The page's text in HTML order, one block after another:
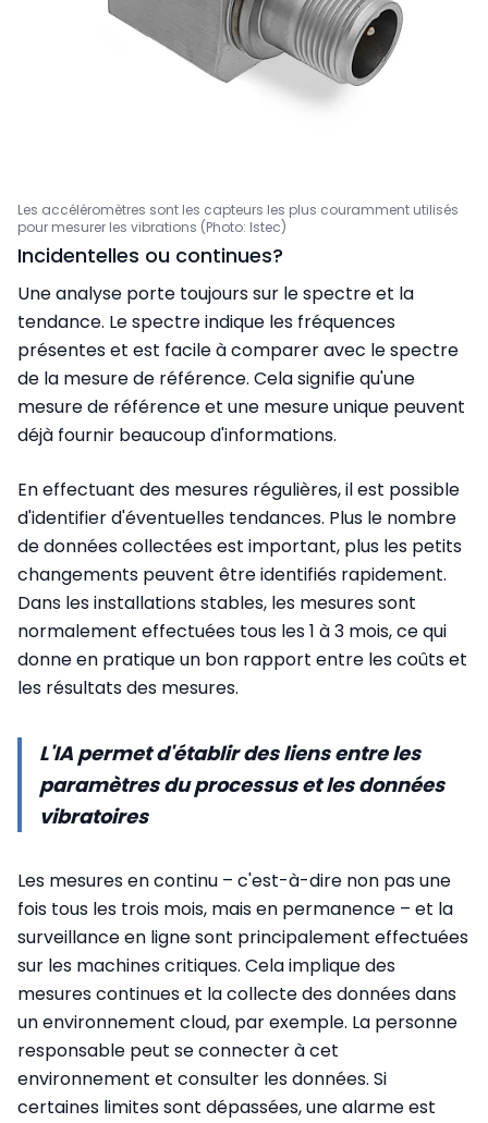
Les accéléromètres sont les capteurs les plus couramment utilisés
pour mesurer les vibrations (Photo: Istec)
Incidentelles ou continues?
Une analyse porte toujours sur le spectre et la
tendance. Le spectre indique les fréquences
présentes et est facile à comparer avec le spectre
de la mesure de référence. Cela signifie qu'une
mesure de référence et une mesure unique peuvent
déjà fournir beaucoup d'informations.
En effectuant des mesures régulières, il est possible
d'identifier d'éventuelles tendances. Plus le nombre
de données collectées est important, plus les petits
changements peuvent être identifiés rapidement.
Dans les installations stables, les mesures sont
normalement effectuées tous les 1 à 3 mois, ce qui
donne en pratique un bon rapport entre les coûts et
les résultats des mesures.
L'IA permet d'établir des liens entre les
paramètres du processus et les données
vibratoires
Les mesures en continu – c'est-à-dire non pas une
fois tous les trois mois, mais en permanence – et la
surveillance en ligne sont principalement effectuées
sur les machines critiques. Cela implique des
mesures continues et la collecte des données dans
un environnement cloud, par exemple. La personne
responsable peut se connecter à cet
environnement et consulter les données. Si
certaines limites sont dépassées, une alarme est